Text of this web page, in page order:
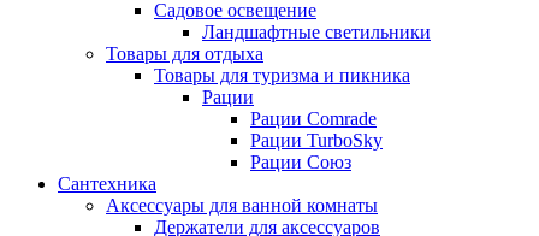
Садовое освещение
Ландшафтные светильники
Товары для отдыха
Товары для туризма и пикника
Рации
Рации Comrade
Рации TurboSky
Рации Союз
Сантехника
Аксессуары для ванной комнаты
Держатели для аксессуаров